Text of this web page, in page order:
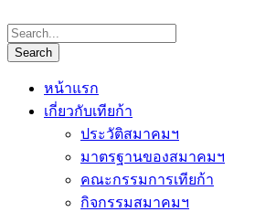
หน้าแรก
เกี่ยวกับเทียก้า
ประวัติสมาคมฯ
มาตรฐานของสมาคมฯ
คณะกรรมการเทียก้า
กิจกรรมสมาคมฯ